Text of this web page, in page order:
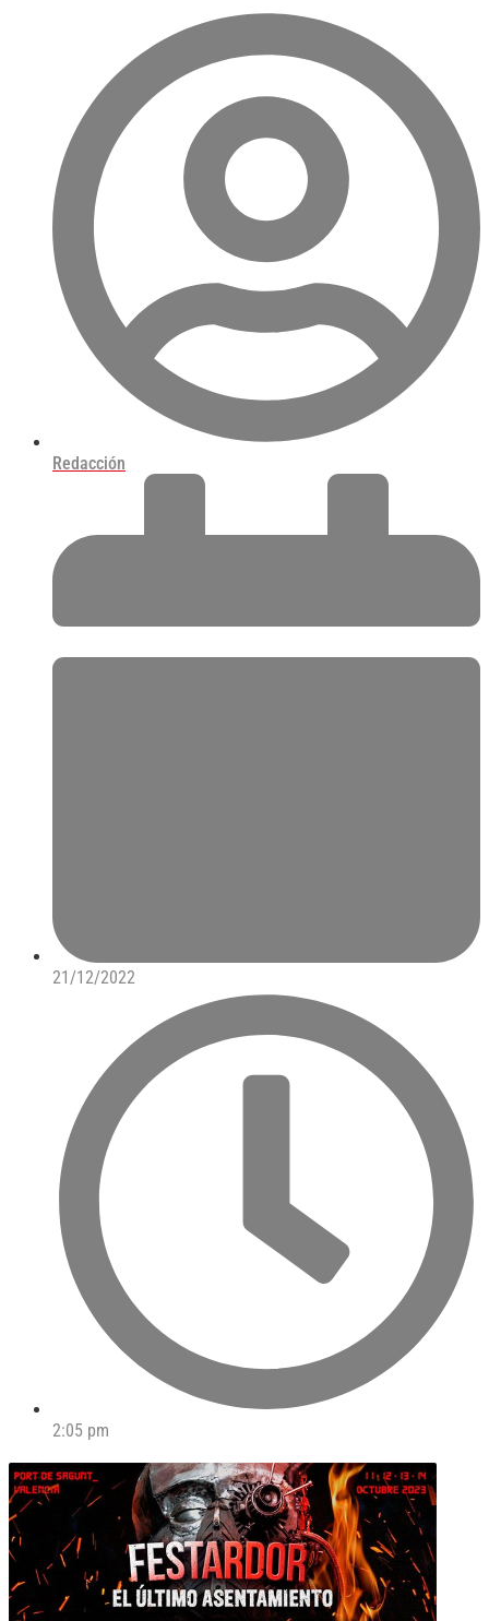
Redacción
21/12/2022
2:05 pm